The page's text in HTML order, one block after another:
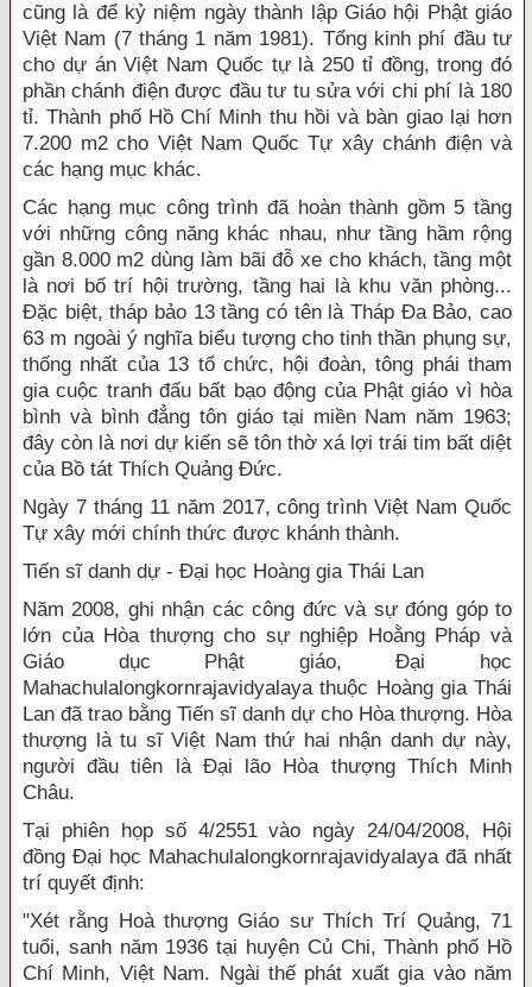
cũng là để kỷ niệm ngày thành lập Giáo hội Phật giáo
Việt Nam (7 tháng 1 năm 1981). Tổng kinh phí đầu tư
cho dự án Việt Nam Quốc tự là 250 tỉ đồng, trong đó
phần chánh điện được đầu tư tu sửa với chi phí là 180
tỉ. Thành phố Hồ Chí Minh thu hồi và bàn giao lại hơn
7.200 m2 cho Việt Nam Quốc Tự xây chánh điện và
các hạng mục khác.
Các hạng mục công trình đã hoàn thành gồm 5 tầng
với những công năng khác nhau, như tầng hầm rộng
gần 8.000 m2 dùng làm bãi đỗ xe cho khách, tầng một
là nơi bố trí hội trường, tầng hai là khu văn phòng...
Đặc biệt, tháp bảo 13 tầng có tên là Tháp Đa Bảo, cao
63 m ngoài ý nghĩa biểu tượng cho tinh thần phụng sự,
thống nhất của 13 tổ chức, hội đoàn, tông phái tham
gia cuộc tranh đấu bất bạo động của Phật giáo vì hòa
bình và bình đẳng tôn giáo tại miền Nam năm 1963;
đây còn là nơi dự kiến sẽ tôn thờ xá lợi trái tim bất diệt
của Bồ tát Thích Quảng Đức.
Ngày 7 tháng 11 năm 2017, công trình Việt Nam Quốc
Tự xây mới chính thức được khánh thành.
Tiến sĩ danh dự - Đại học Hoàng gia Thái Lan
Năm 2008, ghi nhận các công đức và sự đóng góp to
lớn của Hòa thượng cho sự nghiệp Hoằng Pháp và
Giáo dục Phật giáo, Đại học
Mahachulalongkornrajavidyalaya thuộc Hoàng gia Thái
Lan đã trao bằng Tiến sĩ danh dự cho Hòa thượng. Hòa
thượng là tu sĩ Việt Nam thứ hai nhận danh dự này,
người đầu tiên là Đại lão Hòa thượng Thích Minh
Châu.
Tại phiên họp số 4/2551 vào ngày 24/04/2008, Hội
đồng Đại học Mahachulalongkornrajavidyalaya đã nhất
trí quyết định:
"Xét rằng Hoà thượng Giáo sư Thích Trí Quảng, 71
tuổi, sanh năm 1936 tại huyện Củ Chi, Thành phố Hồ
Chí Minh, Việt Nam. Ngài thế phát xuất gia vào năm